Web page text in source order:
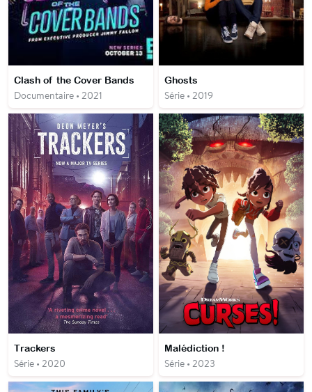
Clash of the Cover Bands
Documentaire • 2021
Ghosts
Série • 2019
Trackers
Série • 2020
Malédiction !
Série • 2023